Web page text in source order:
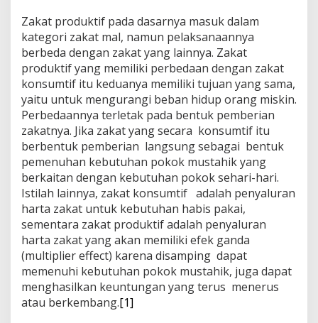
Zakat produktif pada dasarnya masuk dalam
kategori zakat mal, namun pelaksanaannya
berbeda dengan zakat yang lainnya. Zakat
produktif yang memiliki perbedaan dengan zakat
konsumtif itu keduanya memiliki tujuan yang sama,
yaitu untuk mengurangi beban hidup orang miskin.
Perbedaannya terletak pada bentuk pemberian
zakatnya. Jika zakat yang secara konsumtif itu
berbentuk pemberian langsung sebagai bentuk
pemenuhan kebutuhan pokok mustahik yang
berkaitan dengan kebutuhan pokok sehari-hari.
Istilah lainnya, zakat konsumtif adalah penyaluran
harta zakat untuk kebutuhan habis pakai,
sementara zakat produktif adalah penyaluran
harta zakat yang akan memiliki efek ganda
(multiplier effect) karena disamping dapat
memenuhi kebutuhan pokok mustahik, juga dapat
menghasilkan keuntungan yang terus menerus
atau berkembang.[1]